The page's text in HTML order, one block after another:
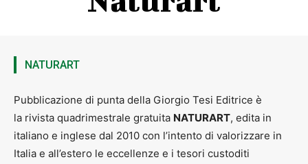
NATURART
Pubblicazione di punta della Giorgio Tesi Editrice è
la rivista quadrimestrale gratuita NATURART, edita in
italiano e inglese dal 2010 con l’intento di valorizzare in
Italia e all’estero le eccellenze e i tesori custoditi